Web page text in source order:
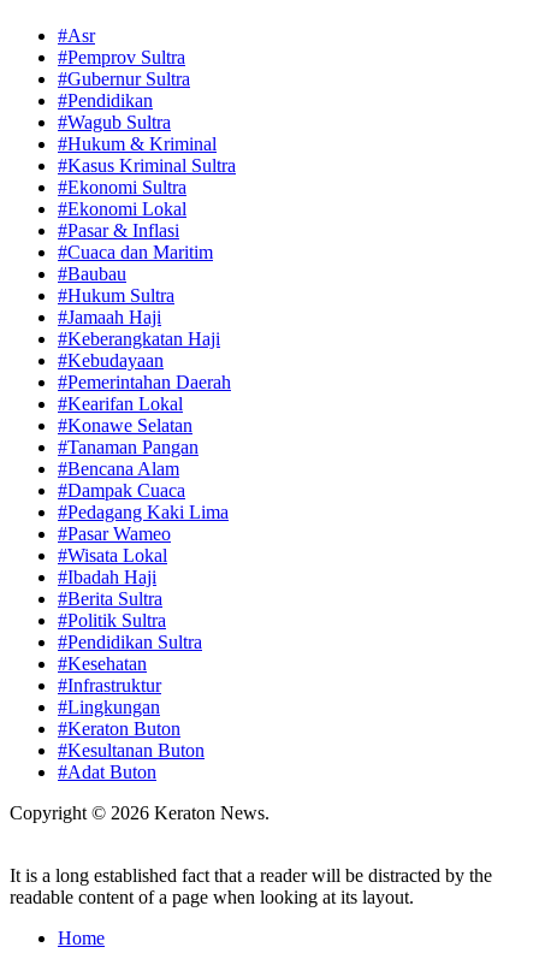
#Asr
#Pemprov Sultra
#Gubernur Sultra
#Pendidikan
#Wagub Sultra
#Hukum & Kriminal
#Kasus Kriminal Sultra
#Ekonomi Sultra
#Ekonomi Lokal
#Pasar & Inflasi
#Cuaca dan Maritim
#Baubau
#Hukum Sultra
#Jamaah Haji
#Keberangkatan Haji
#Kebudayaan
#Pemerintahan Daerah
#Kearifan Lokal
#Konawe Selatan
#Tanaman Pangan
#Bencana Alam
#Dampak Cuaca
#Pedagang Kaki Lima
#Pasar Wameo
#Wisata Lokal
#Ibadah Haji
#Berita Sultra
#Politik Sultra
#Pendidikan Sultra
#Kesehatan
#Infrastruktur
#Lingkungan
#Keraton Buton
#Kesultanan Buton
#Adat Buton
Copyright © 2026 Keraton News.
It is a long established fact that a reader will be distracted by the
readable content of a page when looking at its layout.
Home